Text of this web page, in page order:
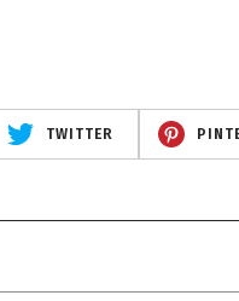
TWITTER